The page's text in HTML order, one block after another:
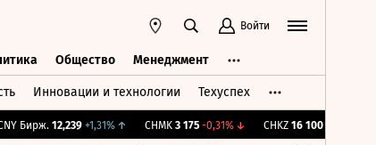
Войти
Общество Менеджмент
Инновации и технологии Техуспех
Бирж. 12,239 +1,31%↑ CHMK 3 175 -0,31%↓ CHKZ 16 100 -0,62%